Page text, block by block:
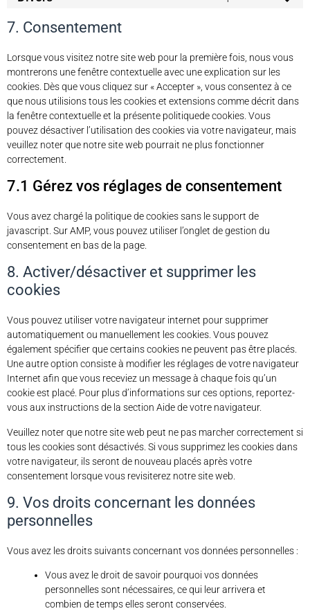
7. Consentement
Lorsque vous visitez notre site web pour la première fois, nous vous
montrerons une fenêtre contextuelle avec une explication sur les
cookies. Dès que vous cliquez sur « Accepter », vous consentez à ce
que nous utilisions tous les cookies et extensions comme décrit dans
la fenêtre contextuelle et la présente politiquede cookies. Vous
pouvez désactiver l’utilisation des cookies via votre navigateur, mais
veuillez noter que notre site web pourrait ne plus fonctionner
correctement.
7.1 Gérez vos réglages de consentement
Vous avez chargé la politique de cookies sans le support de
javascript. Sur AMP, vous pouvez utiliser l’onglet de gestion du
consentement en bas de la page.
8. Activer/désactiver et supprimer les
cookies
Vous pouvez utiliser votre navigateur internet pour supprimer
automatiquement ou manuellement les cookies. Vous pouvez
également spécifier que certains cookies ne peuvent pas être placés.
Une autre option consiste à modifier les réglages de votre navigateur
Internet afin que vous receviez un message à chaque fois qu’un
cookie est placé. Pour plus d’informations sur ces options, reportez-
vous aux instructions de la section Aide de votre navigateur.
Veuillez noter que notre site web peut ne pas marcher correctement si
tous les cookies sont désactivés. Si vous supprimez les cookies dans
votre navigateur, ils seront de nouveau placés après votre
consentement lorsque vous revisiterez notre site web.
9. Vos droits concernant les données
personnelles
Vous avez les droits suivants concernant vos données personnelles :
Vous avez le droit de savoir pourquoi vos données
personnelles sont nécessaires, ce qui leur arrivera et
combien de temps elles seront conservées.